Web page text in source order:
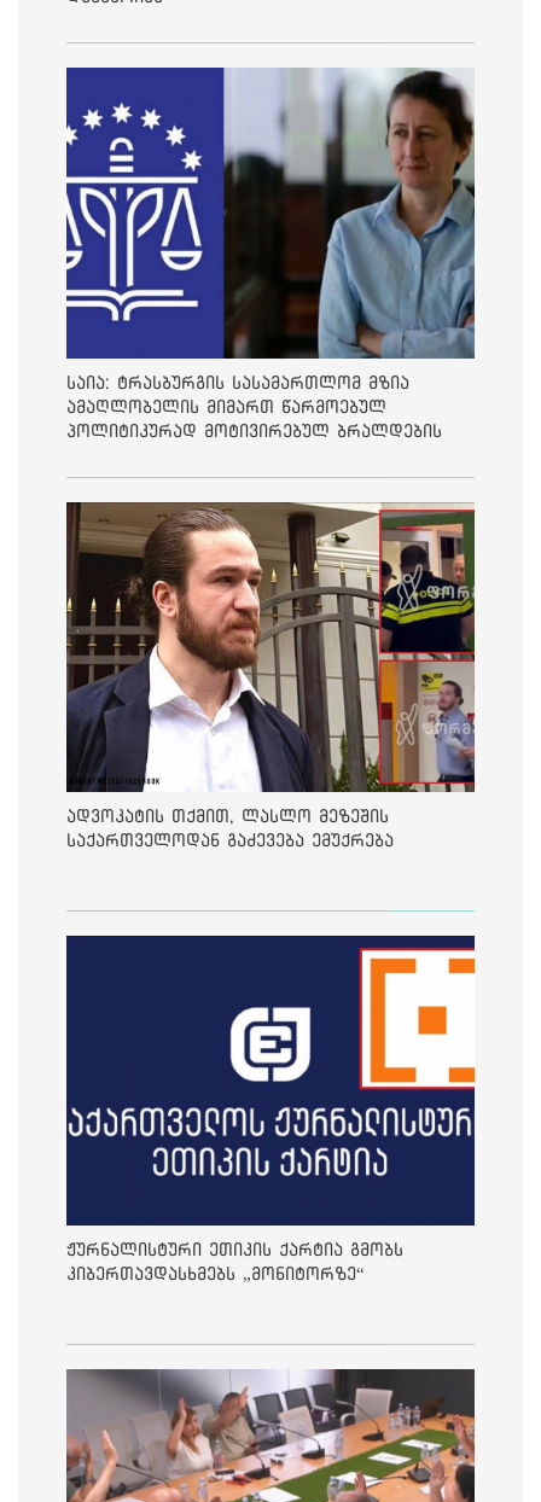
საია: ტრასბურგის სასამართლომ მზია
ამაღლობელის მიმართ წარმოებულ
პოლიტიკურად მოტივირებულ ბრალდების
ადვოკატის თქმით, ლასლო მეზეშის
საქართველოდან გაძევება ემუქრება
ჟურნალისტური ეთიკის ქარტია გმობს
კიბერთავდასხმებს „მონიტორზე“